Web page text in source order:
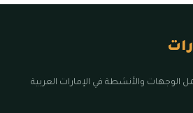
الوجهات والأنشطة في الإمارات العربية